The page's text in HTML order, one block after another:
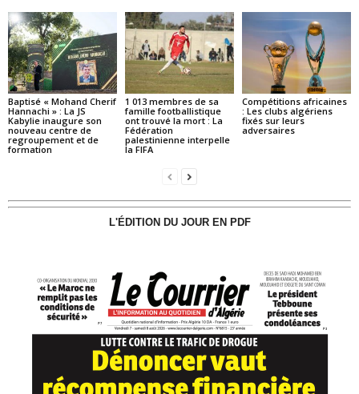
Baptisé « Mohand Cherif
Hannachi » : La JS
Kabylie inaugure son
nouveau centre de
regroupement et de
formation
1 013 membres de sa
famille footballistique
ont trouvé la mort : La
Fédération
palestinienne interpelle
la FIFA
Compétitions africaines
: Les clubs algériens
fixés sur leurs
adversaires
L'ÉDITION DU JOUR EN PDF